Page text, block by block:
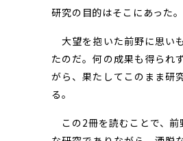
研究の目的はそこにあった
大望を抱いた前野に思い
たのだ。何の成果も得られ
がら、果たしてこのまま研
る。
この2冊を読むことで、前